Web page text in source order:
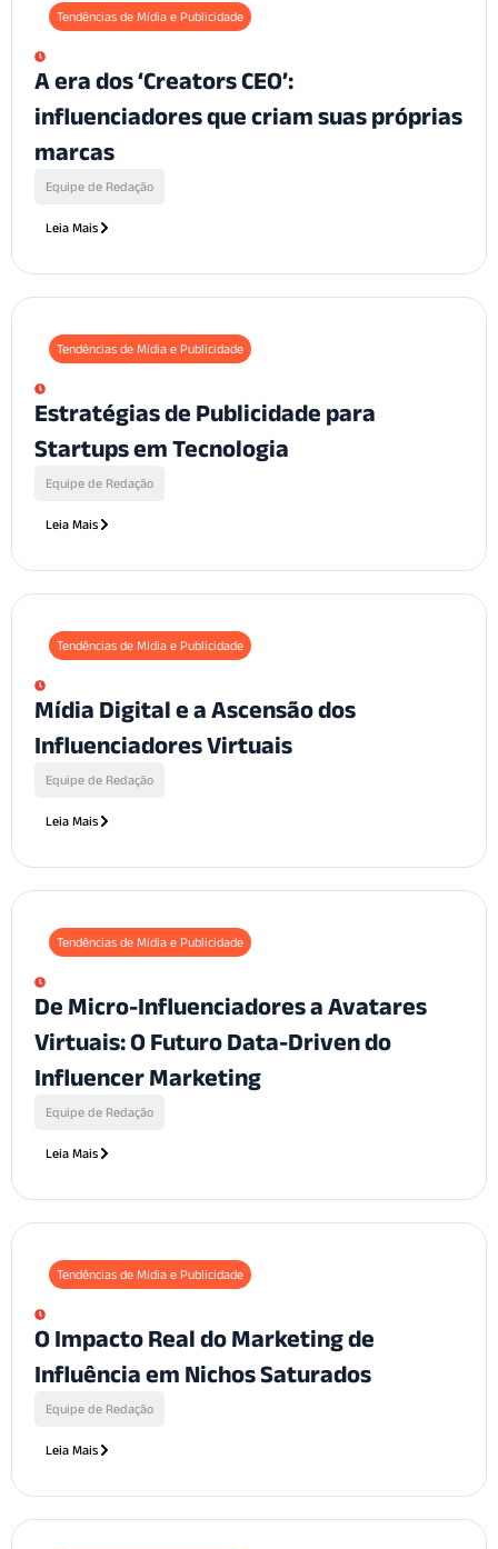
Tendências de Mídia e Publicidade
A era dos ‘Creators CEO’:
influenciadores que criam suas próprias
marcas
Equipe de Redação
Leia Mais
Tendências de Mídia e Publicidade
Estratégias de Publicidade para
Startups em Tecnologia
Equipe de Redação
Leia Mais
Tendências de Mídia e Publicidade
Mídia Digital e a Ascensão dos
Influenciadores Virtuais
Equipe de Redação
Leia Mais
Tendências de Mídia e Publicidade
De Micro-Influenciadores a Avatares
Virtuais: O Futuro Data-Driven do
Influencer Marketing
Equipe de Redação
Leia Mais
Tendências de Mídia e Publicidade
O Impacto Real do Marketing de
Influência em Nichos Saturados
Equipe de Redação
Leia Mais